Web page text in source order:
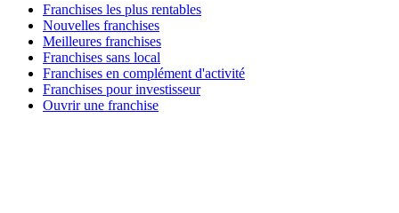
Franchises les plus rentables
Nouvelles franchises
Meilleures franchises
Franchises sans local
Franchises en complément d'activité
Franchises pour investisseur
Ouvrir une franchise